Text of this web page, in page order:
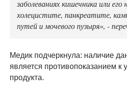
заболеваниях кишечника или
холецистите, панкреатите,
путей и мочевого пузыря», -
Медик подчеркнула: наличие
является противопоказанием к
продукта.